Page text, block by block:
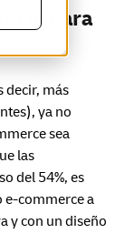
para
decir, más
ya no
sea
las
del 54%, es
e-commerce a
y con un diseño